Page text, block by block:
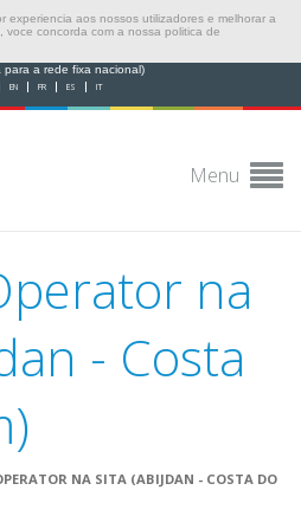
experiencia aos nossos utilizadores e melhorar a
voce concorda com a nossa politica de
para a rede fixa nacional)
EN FR ES IT
Menu
na
- Costa
NA SITA (ABIJDAN - COSTA DO